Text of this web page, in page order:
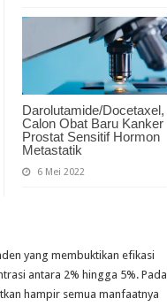
Darolutamide/Docetaxel,
Calon Obat Baru Kanker
Prostat Sensitif Hormon
Metastatik
6 Mei 2022
yang membuktikan efikasi
antara 2% hingga 5%. Pada
hampir semua manfaatnya